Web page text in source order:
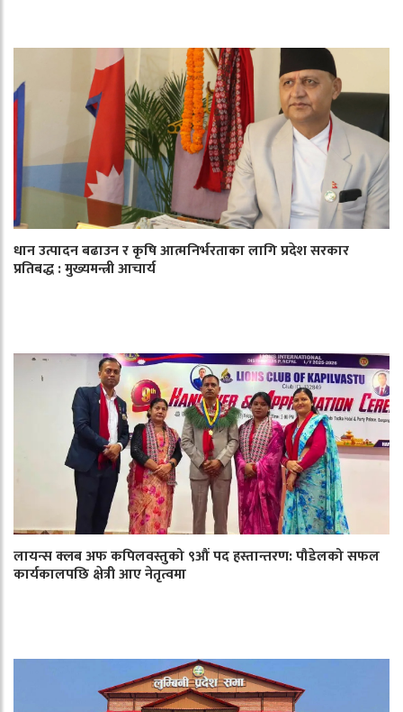
धान उत्पादन बढाउन र कृषि आत्मनिर्भरताका लागि प्रदेश सरकार
प्रतिबद्ध : मुख्यमन्त्री आचार्य
लायन्स क्लब अफ कपिलवस्तुको ९औं पद हस्तान्तरण: पौडेलको सफल
कार्यकालपछि क्षेत्री आए नेतृत्वमा